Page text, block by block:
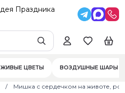
ЖИВЫЕ ЦВЕТЫ ВОЗДУШНЫЕ ШАРЫ
Мишка с сердечком на животе,